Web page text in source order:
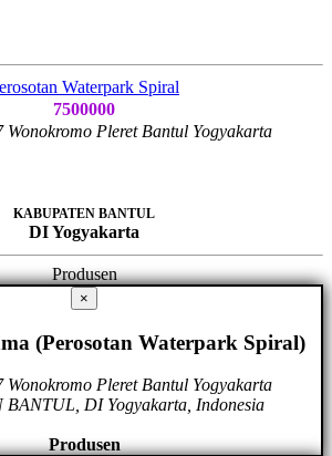
Waterpark Spiral
7500000
Wonokromo Pleret Bantul Yogyakarta
KABUPATEN BANTUL
DI Yogyakarta
Produsen
×
(Perosotan Waterpark Spiral)
Wonokromo Pleret Bantul Yogyakarta
BANTUL, DI Yogyakarta, Indonesia
Produsen